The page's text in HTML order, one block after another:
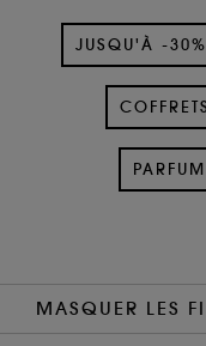
JUSQU'À -
MASQUER LES